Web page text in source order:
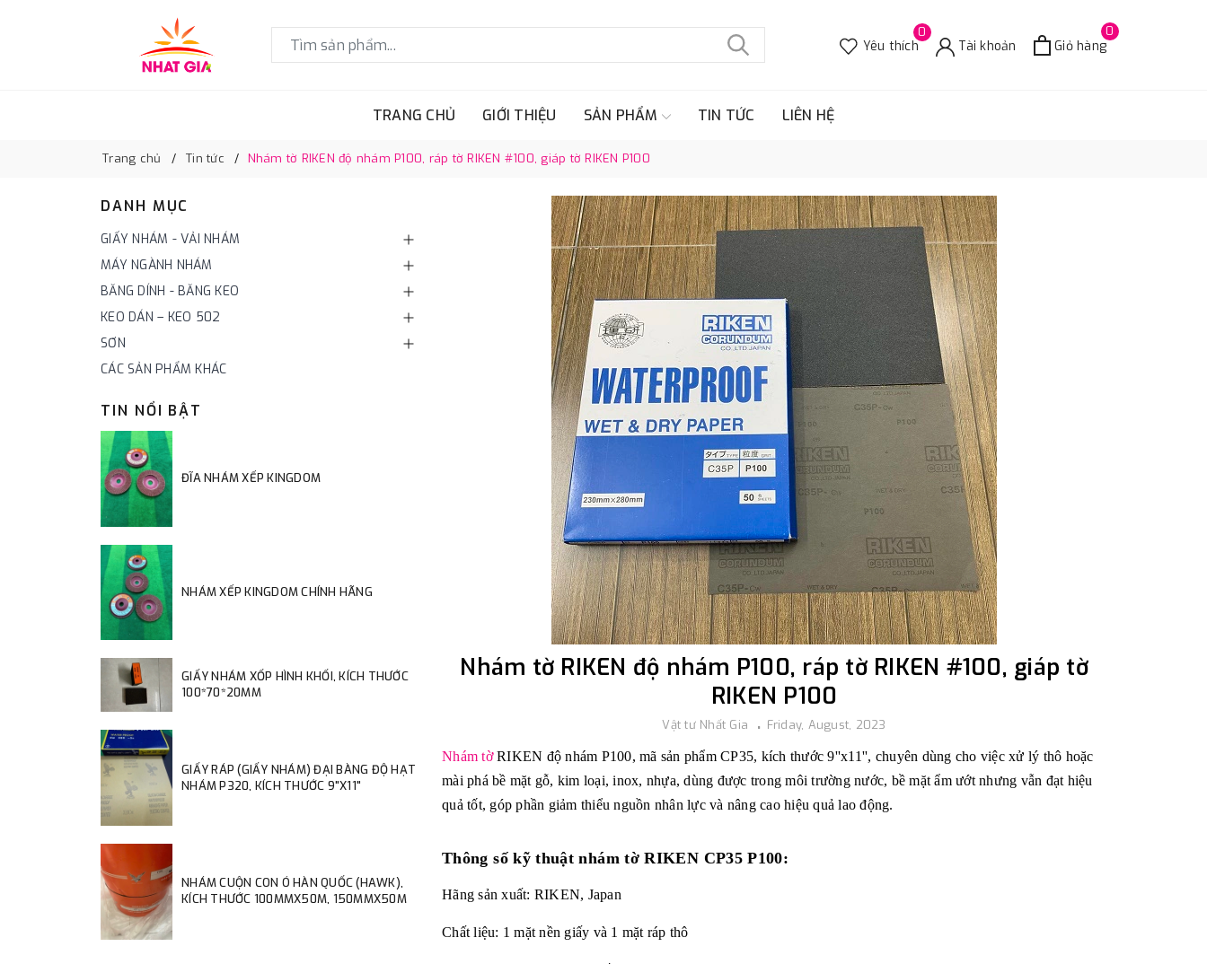
0
Yêu thích Tài khoản
0
Giỏ hàng
TRANG CHỦ GIỚI THIỆU SẢN PHẨM TIN TỨC LIÊN HỆ
Trang chủ Tin tức Nhám tờ RIKEN độ nhám P100, ráp tờ RIKEN #100, giáp tờ RIKEN P100
DANH MỤC
GIẤY NHÁM - VẢI NHÁM
MÁY NGÀNH NHÁM
BĂNG DÍNH - BĂNG KEO
KEO DÁN – KEO 502
SƠN
CÁC SẢN PHẨM KHÁC
TIN NỔI BẬT
ĐĨA NHÁM XẾP KINGDOM
NHÁM XẾP KINGDOM CHÍNH HÃNG
GIẤY NHÁM XỐP HÌNH KHỐI, KÍCH THƯỚC
100*70*20MM
GIẤY RÁP (GIẤY NHÁM) ĐẠI BÀNG ĐỘ HẠT
NHÁM P320, KÍCH THƯỚC 9"X11"
NHÁM CUỘN CON Ó HÀN QUỐC (HAWK),
KÍCH THƯỚC 100MMX50M, 150MMX50M
Nhám tờ RIKEN độ nhám P100, ráp tờ RIKEN #100, giáp tờ
RIKEN P100
Vật tư Nhất Gia Friday, August, 2023
Nhám tờ RIKEN độ nhám P100, mã sản phẩm CP35, kích thước 9''x11'', chuyên dùng cho việc xử lý thô hoặc
mài phá bề mặt gỗ, kim loại, inox, nhựa, dùng được trong môi trường nước, bề mặt ẩm ướt nhưng vẫn đạt hiệu
quả tốt, góp phần giảm thiểu nguồn nhân lực và nâng cao hiệu quả lao động.
Thông số kỹ thuật nhám tờ RIKEN CP35 P100:
Hãng sản xuất: RIKEN, Japan
Chất liệu: 1 mặt nền giấy và 1 mặt ráp thô